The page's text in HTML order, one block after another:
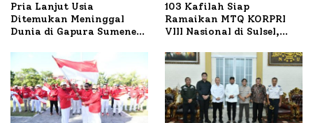
Pria Lanjut Usia
Ditemukan Meninggal
Dunia di Gapura Sumenep,
103 Kafilah Siap
Ramaikan MTQ KORPRI
VIII Nasional di Sulsel,